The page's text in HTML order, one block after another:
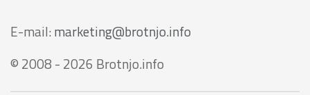
E-mail: marketing@brotnjo.info
© 2008 - 2026 Brotnjo.info